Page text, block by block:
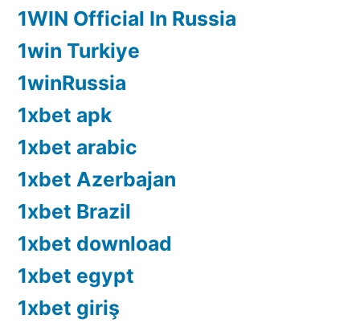
1WIN Official In Russia
1win Turkiye
1winRussia
1xbet apk
1xbet arabic
1xbet Azerbajan
1xbet Brazil
1xbet download
1xbet egypt
1xbet giriş